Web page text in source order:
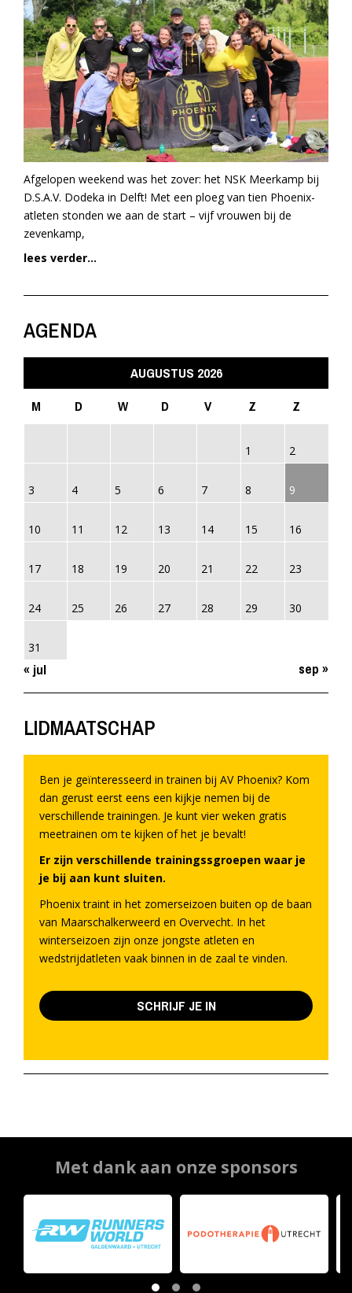
Afgelopen weekend was het zover: het NSK Meerkamp bij
D.S.A.V. Dodeka in Delft! Met een ploeg van tien Phoenix-
atleten stonden we aan de start – vijf vrouwen bij de
zevenkamp,
lees verder...
AGENDA
AUGUSTUS 2026
M
D W D V Z Z
1 2
3 4 5 6 7 8 9
10 11 12 13 14 15 16
17 18 19 20 21 22 23
24 25 26 27 28 29 30
31
« jul sep »
LIDMAATSCHAP
Ben je geïnteresseerd in trainen bij AV Phoenix? Kom
dan gerust eerst eens een kijkje nemen bij de
verschillende trainingen. Je kunt vier weken gratis
meetrainen om te kijken of het je bevalt!
Er zijn verschillende trainingssgroepen waar je
je bij aan kunt sluiten.
Phoenix traint in het zomerseizoen buiten op de baan
van Maarschalkerweerd en Overvecht. In het
winterseizoen zijn onze jongste atleten en
wedstrijdatleten vaak binnen in de zaal te vinden.
SCHRIJF JE IN
Met dank aan onze sponsors